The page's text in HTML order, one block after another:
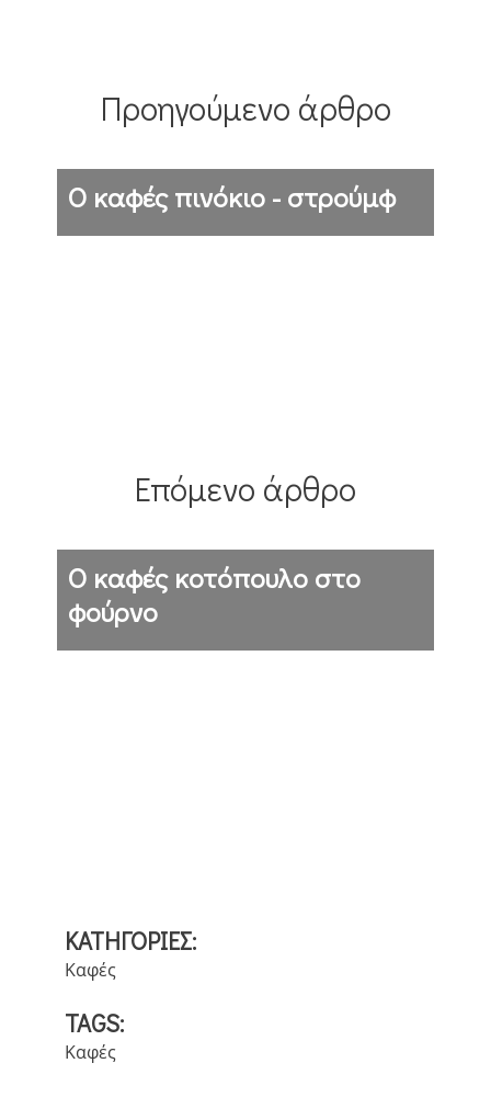
Τεχνολογία
Υπολογιστές Φανάρια Φύση
Προηγούμενο άρθρο
Ο καφές πινόκιο - στρούμφ
Επόμενο άρθρο
Ο καφές κοτόπουλο στο
φούρνο
ΚΑΤΗΓΟΡΙΕΣ:
Καφές
TAGS:
Καφές